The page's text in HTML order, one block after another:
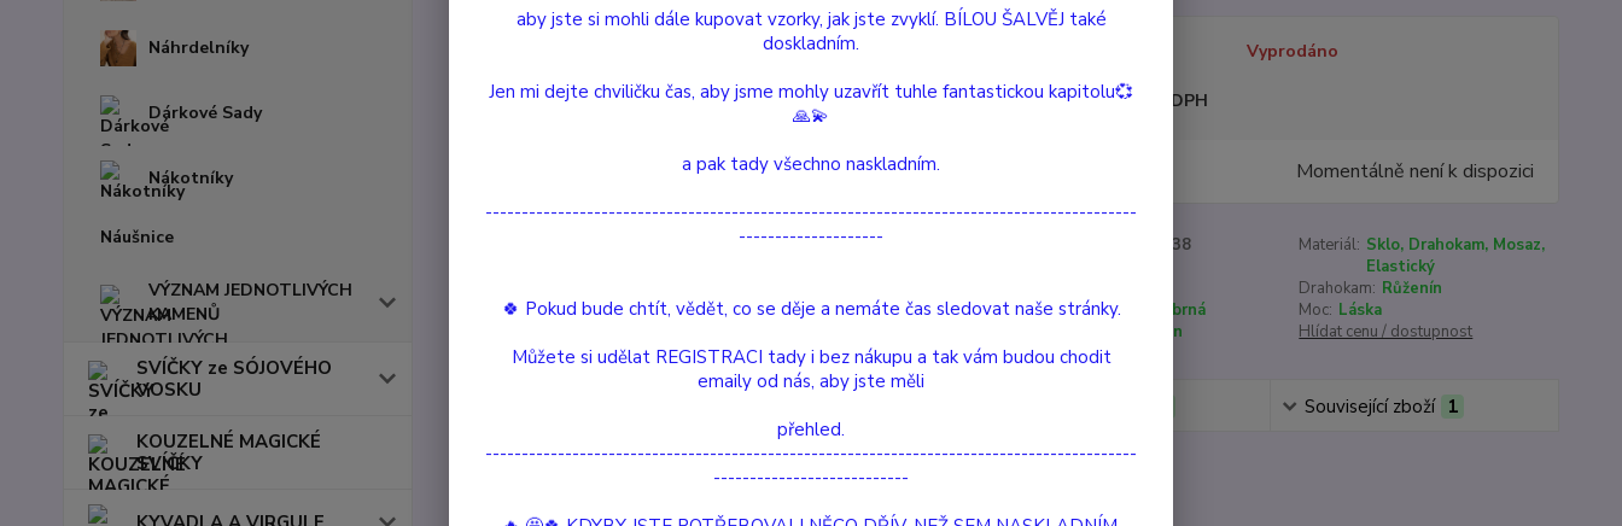
Náhrdelníky
Dárkové Sady
Nákotníky
Náušnice
VÝZNAM JEDNOTLIVÝCH
KAMENŮ
SVÍČKY ze SÓJOVÉHO
VOSKU
KOUZELNÉ MAGICKÉ
SVÍČKY
Vyprodáno
Nejsme plátci DPH
Momentálně není k dispozici
90038 Materiál: Sklo, Drahokam, Mosaz,
Elastický
Drahokam: Růženín
Barva: Růžová, Stříbrná Moc: Láska
21 min Hlídat cenu / dostupnost
Související zboží 1
aby jste si mohli dále kupovat vzorky, jak jste zvyklí. BÍLOU ŠALVĚJ také
doskladním.
Jen mi dejte chviličku čas, aby jsme mohly uzavřít tuhle fantastickou kapitolu💞
🙏💫
a pak tady všechno naskladním.
------------------------------------------------------------------------------------------
--------------------
🍀 Pokud bude chtít, vědět, co se děje a nemáte čas sledovat naše stránky.
Můžete si udělat REGISTRACI tady i bez nákupu a tak vám budou chodit
emaily od nás, aby jste měli
přehled.
------------------------------------------------------------------------------------------
---------------------------